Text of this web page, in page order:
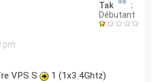
TakeDat
Débutant
pm
VPS S 1 (1x3.4Ghtz)